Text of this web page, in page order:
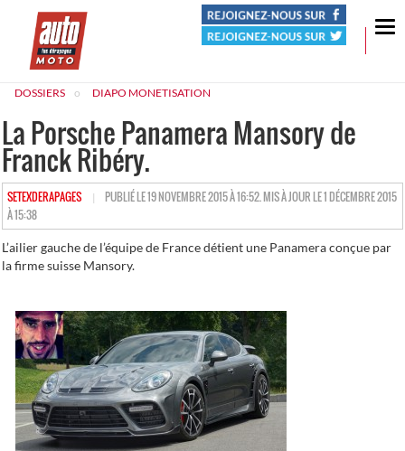
DOSSIERS DIAPO MONETISATION
La Porsche Panamera Mansory de
Franck Ribéry.
SETEXDERAPAGES HTTPS://WWW.LESDERAPAGES.COM/AUTHOR/SETEXDERAPAGES
PUBLIÉ LE 19 NOVEMBRE 2015 À 16:52. MIS À JOUR LE 1 DÉCEMBRE 2015
À 15:38
L’ailier gauche de l’équipe de France détient une Panamera conçue par
la firme suisse Mansory.